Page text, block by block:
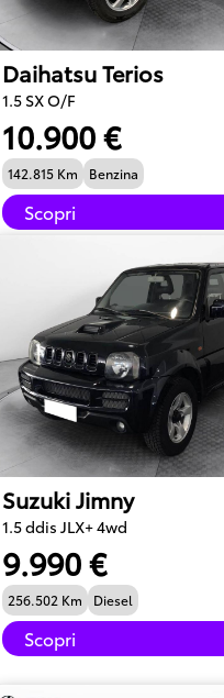
Daihatsu Terios
1.5 SX O/F
10.900 €
142.815 Km Benzina
Scopri
Suzuki Jimny
1.5 ddis JLX+ 4wd
9.990 €
256.502 Km Diesel
Scopri